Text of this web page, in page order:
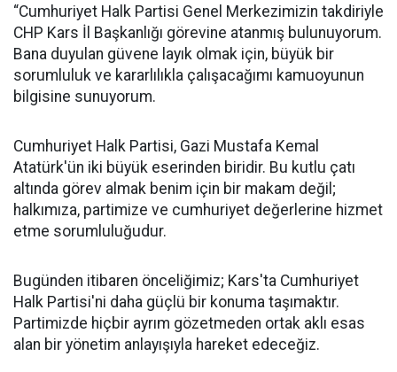
“Cumhuriyet Halk Partisi Genel Merkezimizin takdiriyle
CHP Kars İl Başkanlığı görevine atanmış bulunuyorum.
Bana duyulan güvene layık olmak için, büyük bir
sorumluluk ve kararlılıkla çalışacağımı kamuoyunun
bilgisine sunuyorum.
Cumhuriyet Halk Partisi, Gazi Mustafa Kemal
Atatürk'ün iki büyük eserinden biridir. Bu kutlu çatı
altında görev almak benim için bir makam değil;
halkımıza, partimize ve cumhuriyet değerlerine hizmet
etme sorumluluğudur.
Bugünden itibaren önceliğimiz; Kars'ta Cumhuriyet
Halk Partisi'ni daha güçlü bir konuma taşımaktır.
Partimizde hiçbir ayrım gözetmeden ortak aklı esas
alan bir yönetim anlayışıyla hareket edeceğiz.